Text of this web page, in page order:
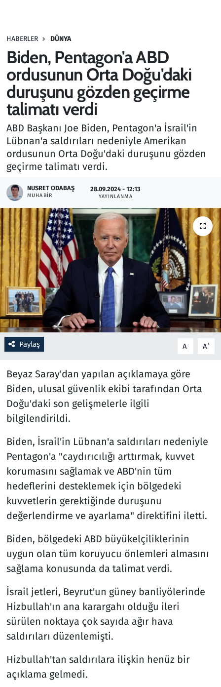
HABERLER DÜNYA
Biden, Pentagon'a ABD
ordusunun Orta Doğu'daki
duruşunu gözden geçirme
talimatı verdi
ABD Başkanı Joe Biden, Pentagon'a İsrail'in
Lübnan'a saldırıları nedeniyle Amerikan
ordusunun Orta Doğu'daki duruşunu gözden
geçirme talimatı verdi.
NUSRET ODABAŞ
MUHABIR
28.09.2024 - 12:13
YAYINLANMA
Paylaş A- A+
Beyaz Saray'dan yapılan açıklamaya göre
Biden, ulusal güvenlik ekibi tarafından Orta
Doğu'daki son gelişmelerle ilgili
bilgilendirildi.
Biden, İsrail'in Lübnan'a saldırıları nedeniyle
Pentagon'a "caydırıcılığı arttırmak, kuvvet
korumasını sağlamak ve ABD'nin tüm
hedeflerini desteklemek için bölgedeki
kuvvetlerin gerektiğinde duruşunu
değerlendirme ve ayarlama" direktifini iletti.
Biden, bölgedeki ABD büyükelçiliklerinin
uygun olan tüm koruyucu önlemleri almasını
sağlama konusunda da talimat verdi.
İsrail jetleri, Beyrut'un güney banliyölerinde
Hizbullah'ın ana karargahı olduğu ileri
sürülen noktaya çok sayıda ağır hava
saldırıları düzenlemişti.
Hizbullah'tan saldırılara ilişkin henüz bir
açıklama gelmedi.
Haber
Kültür Sanat
Kurumsal Haberler
Lezzet Durağı
Memur ve Kamu
Otomobil
Oyun
Ramazan
Resmi İlanlar
Rüya Tabirleri
Sağlık
Savunma Sanayi
Seçim 2023
Spor
Teknoloji ve Bilim
Televizyon